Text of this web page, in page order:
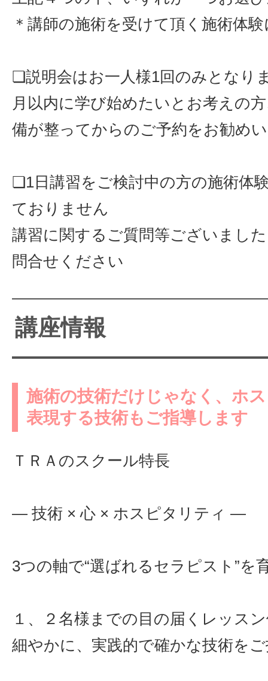
＊講師の施術を受けて頂く施術体
❏説明会はお一人様1回のみとなり
月以内に学び始めたいとお考えの
備が整ってからのご予約をお勧め
❏1日講習をご検討中の方の施術体
ておりません
講習に関するご質問等ございまし
問合せください
講座情報
施術の技術だけじゃなく、ホ
表現する技術もご指導します
ＴＲＡのスクール特長
― 技術 × 心 × ホスピタリティ ―
3つの軸で“選ばれるセラピスト”を
１、２名様までの目の届くレッス
細やかに、実践的で確かな技術を